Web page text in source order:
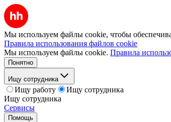
Мы используем файлы cookie, чтобы
Правила использования файлов cookie
Мы используем файлы cookie. Правила
Понятно
Ищу сотрудника
Ищу работу
Ищу сотрудника
Ищу сотрудника
Сервисы
Помощь